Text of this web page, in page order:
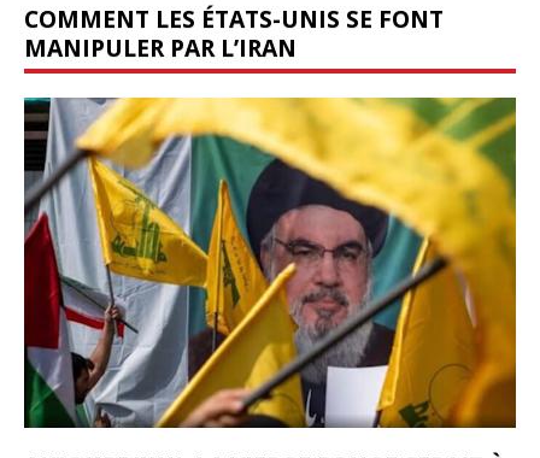
COMMENT LES ÉTATS-UNIS SE FONT
MANIPULER PAR L’IRAN